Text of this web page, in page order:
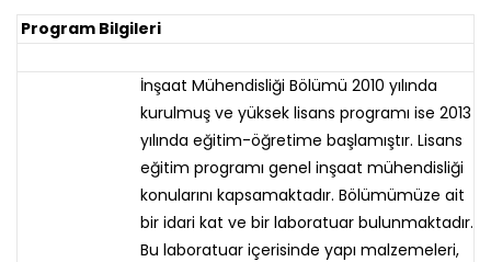
Program Bilgileri
İnşaat Mühendisliği Bölümü 2010 yılında
kurulmuş ve yüksek lisans programı ise 2013
yılında eğitim-öğretime başlamıştır. Lisans
eğitim programı genel inşaat mühendisliği
konularını kapsamaktadır. Bölümümüze ait
bir idari kat ve bir laboratuar bulunmaktadır.
Bu laboratuar içerisinde yapı malzemeleri,